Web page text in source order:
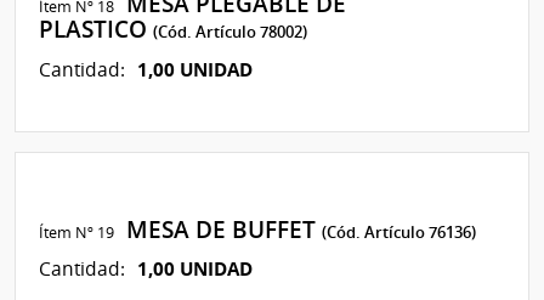
Ítem Nº 18
PLASTICO(Cód. Artículo 78002)
Cantidad: 1,00 UNIDAD
Ítem Nº 19 MESA DE BUFFET(Cód. Artículo 76136)
Cantidad: 1,00 UNIDAD